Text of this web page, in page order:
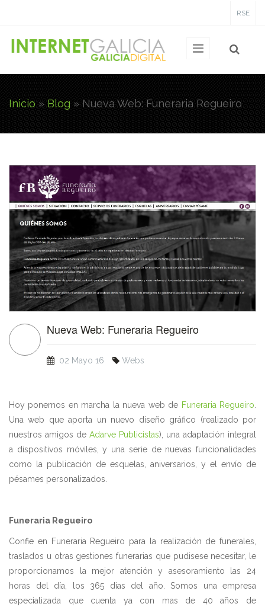
RSE
Usted está aquí
Inicio » Blog » Nueva Web: Funeraria Regueiro
Nueva Web: Funeraria Regueiro
02 Mayo 16 Webs
Hoy ponemos en marcha la nueva web de Funeraria Regueiro.
Una web que aporta un nuevo diseño gráfico (realizado por
nuestros amigos de Adarve Publicistas), una adaptación integral
a dispositivos móviles, y una serie de nuevas funcionalidades
como la publicación de esquelas, aniversarios, y el envío de
pésames personalizados.
Funeraria Regueiro
Confie en Funeraria Regueiro para la realización de funerales,
traslados u otras gestiones funerarias que pudisese necesitar, le
proporcionamos la mejor atención y asesoramiento las 24
horas del día, los 365 dias del año. Somos una empresa
especializada que cuenta ya con mas de 40 años de